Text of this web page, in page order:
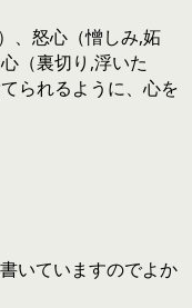
、怒心（憎しみ,妬
（裏切り,浮いた
られるように、心を
いていますのでよか